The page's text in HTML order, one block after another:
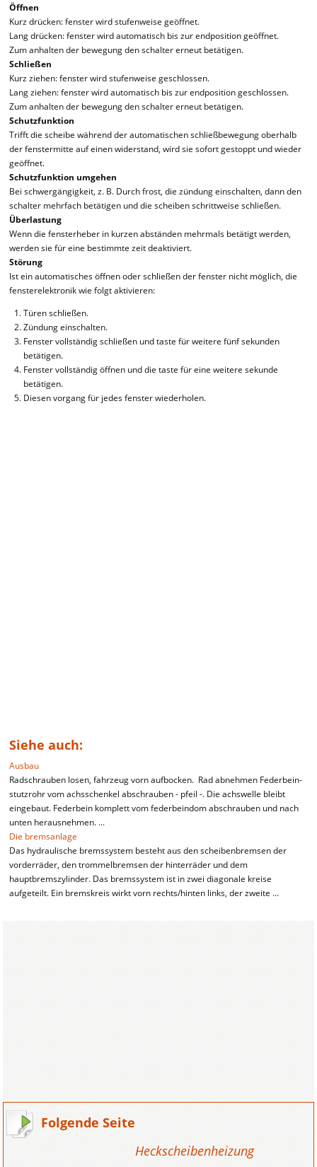
Öffnen
Kurz drücken: fenster wird stufenweise geöffnet.
Lang drücken: fenster wird automatisch bis zur endposition geöffnet.
Zum anhalten der bewegung den schalter erneut betätigen.
Schließen
Kurz ziehen: fenster wird stufenweise geschlossen.
Lang ziehen: fenster wird automatisch bis zur endposition geschlossen.
Zum anhalten der bewegung den schalter erneut betätigen.
Schutzfunktion
Trifft die scheibe während der automatischen schließbewegung oberhalb
der fenstermitte auf einen widerstand, wird sie sofort gestoppt und wieder
geöffnet.
Schutzfunktion umgehen
Bei schwergängigkeit, z. B. Durch frost, die zündung einschalten, dann den
schalter mehrfach betätigen und die scheiben schrittweise schließen.
Überlastung
Wenn die fensterheber in kurzen abständen mehrmals betätigt werden,
werden sie für eine bestimmte zeit deaktiviert.
Störung
Ist ein automatisches öffnen oder schließen der fenster nicht möglich, die
fensterelektronik wie folgt aktivieren:
Türen schließen.
Zündung einschalten.
Fenster vollständig schließen und taste für weitere fünf sekunden
betätigen.
Fenster vollständig öffnen und die taste für eine weitere sekunde
betätigen.
Diesen vorgang für jedes fenster wiederholen.
Siehe auch:
Ausbau
Radschrauben losen, fahrzeug vorn aufbocken. Rad abnehmen Federbein-
stutzrohr vom achsschenkel abschrauben - pfeil -. Die achswelle bleibt
eingebaut. Federbein komplett vom federbeindom abschrauben und nach
unten herausnehmen. ...
Die bremsanlage
Das hydraulische bremssystem besteht aus den scheibenbremsen der
vorderräder, den trommelbremsen der hinterräder und dem
hauptbremszylinder. Das bremssystem ist in zwei diagonale kreise
aufgeteilt. Ein bremskreis wirkt vorn rechts/hinten links, der zweite ...
Folgende Seite
Heckscheibenheizung